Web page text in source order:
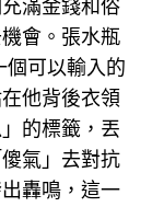
滿金錢和俗
會。張水瓶
個可以輸入的
他背後衣領
的標籤，丟
氣」去對抗
轟鳴，這一